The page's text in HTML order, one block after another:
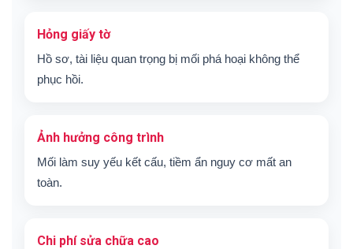
Hỏng giấy tờ
Hồ sơ, tài liệu quan trọng bị mối phá hoại không thể
phục hồi.
Ảnh hưởng công trình
Mối làm suy yếu kết cấu, tiềm ẩn nguy cơ mất an
toàn.
Chi phí sửa chữa cao